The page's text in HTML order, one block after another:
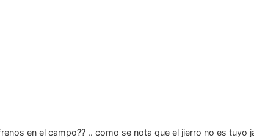
en el campo?? .. como se nota que el jierro no es tuyo